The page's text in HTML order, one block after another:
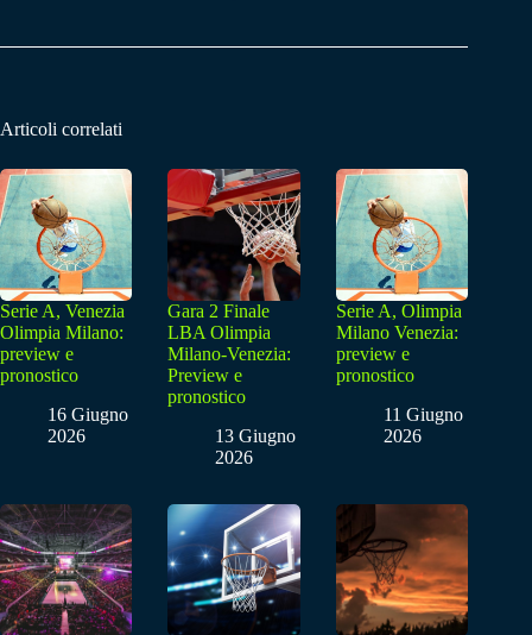
Articoli correlati
Serie A, Venezia
Olimpia Milano:
preview e
pronostico
16 Giugno
2026
Gara 2 Finale
LBA Olimpia
Milano-Venezia:
Preview e
pronostico
13 Giugno
2026
Serie A, Olimpia
Milano Venezia:
preview e
pronostico
11 Giugno
2026